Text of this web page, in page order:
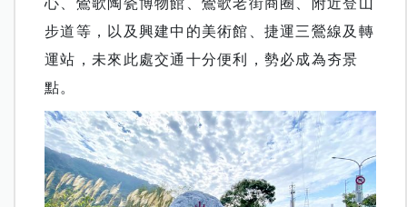
心、鶯歌陶瓷博物館、鶯歌老街商圈、附近登山
步道等，以及興建中的美術館、捷運三鶯線及轉
運站，未來此處交通十分便利，勢必成為夯景
點。